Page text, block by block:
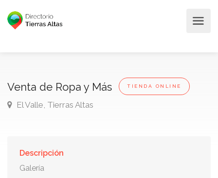
Venta de Ropa y Más TIENDA ONLINE
El Valle, Tierras Altas
Descripción
Galería